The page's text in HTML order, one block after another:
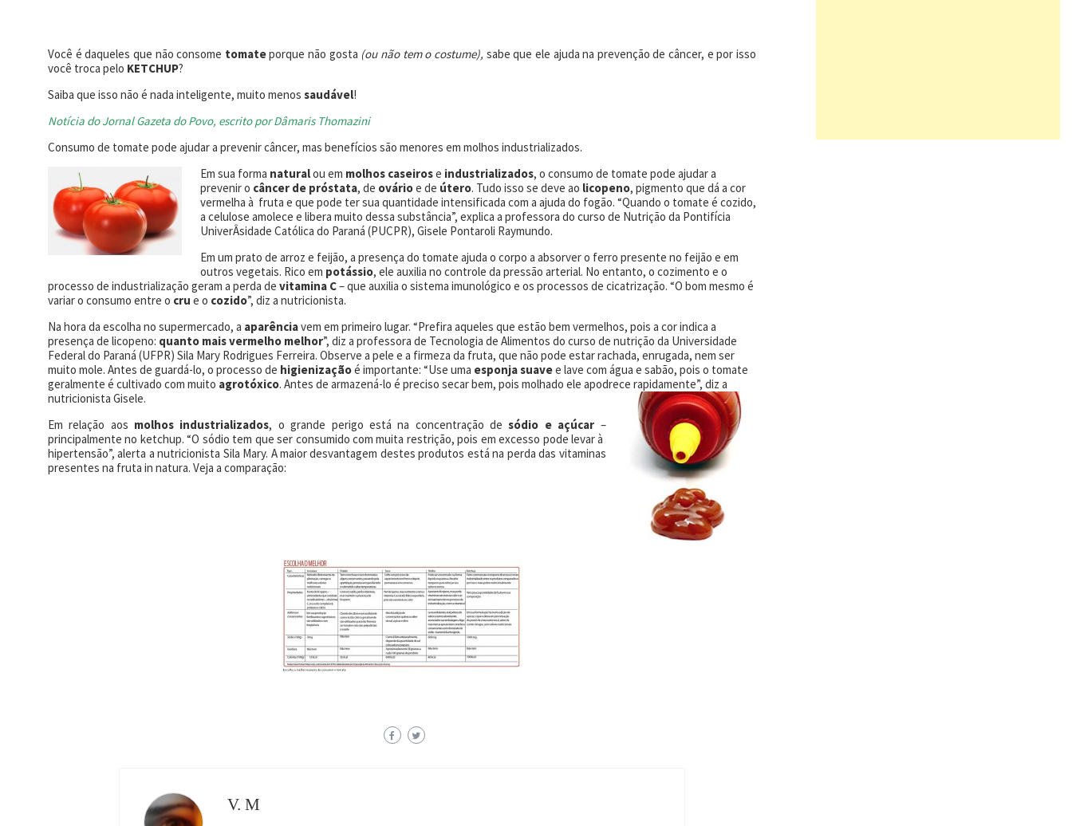
Você é daqueles que não consome tomateporque não gosta (ou não tem o costume), sabe que ele ajuda na prevenção de câncer, e por isso
você troca pelo KETCHUP?
Saiba que isso não é nada inteligente, muito menos saudável!
Notícia do Jornal Gazeta do Povo, escrito por Dâmaris Thomazini
Consumo de tomate pode ajudar a prevenir câncer, mas benefícios são menores em molhos industrializados.
Em sua forma naturalou em molhos caseirose industrializados, o consumo de tomate pode ajudar a
prevenir o câncer de próstata, de ovárioe de útero. Tudo isso se deve ao licopeno, pigmento que dá a cor
vermelha à fruta e que pode ter sua quantidade intensificada com a ajuda do fogão. “Quando o tomate é cozido,
a celulose amolece e libera muito dessa substância”, explica a professora do curso de Nutrição da Pontifícia
UniverÂ­sidade Católica do Paraná (PUCPR), Gisele Pontaroli Raymundo.
Em um prato de arroz e feijão, a presença do tomate ajuda o corpo a absorver o ferro presente no feijão e em
outros vegetais. Rico em potássio, ele auxilia no controle da pressão arterial. No entanto, o cozimento e o
processo de industrialização geram a perda de vitamina C– que auxilia o sistema imunológico e os processos de cicatrização. “O bom mesmo é
variar o consumo entre o cru e o cozido”, diz a nutricionista.
Na hora da escolha no supermercado, a aparênciavem em primeiro lugar. “Prefira aqueles que estão bem vermelhos, pois a cor indica a
presença de licopeno: quanto mais vermelho melhor”, diz a professora de Tecnologia de Alimentos do curso de nutrição da Universidade
Federal do Paraná (UFPR) Sila Mary Rodrigues Ferreira. Observe a pele e a firmeza da fruta, que não pode estar rachada, enrugada, nem ser
muito mole. Antes de guardá-lo, o processo de higienizaçãoé importante: “Use uma esponja suavee lave com água e sabão, pois o tomate
geralmente é cultivado com muito agrotóxico. Antes de armazená-lo é preciso secar bem, pois molhado ele apodrece rapidamente”, diz a
nutricionista Gisele.
Em relação aos molhos industrializados, o grande perigo está na concentração desódio e açúcar –
principalmente no ketchup. “O sódio tem que ser consumido com muita restrição, pois em excesso pode levar à
hipertensão”, alerta a nutricionista Sila Mary. A maior desvantagem destes produtos está na perda das vitaminas
presentes na fruta in natura. Veja a comparação:
V. M